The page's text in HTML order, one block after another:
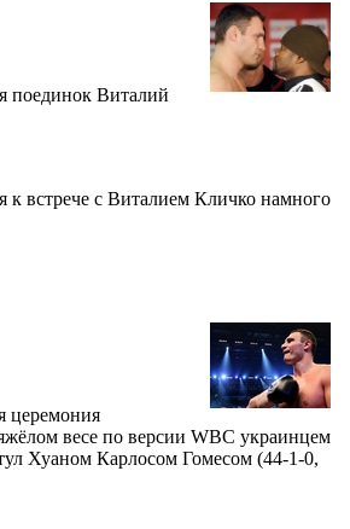
поединок Виталий
к встрече с Виталием Кличко намного
церемония
весе по версии WBC украинцем
Хуаном Карлосом Гомесом (44-1-0,